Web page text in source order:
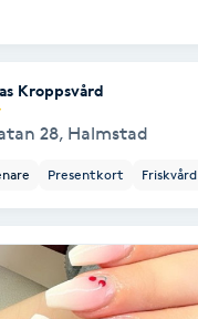
Kroppsvård
28, Halmstad
Presentkort Friskvård